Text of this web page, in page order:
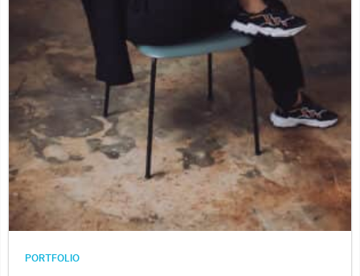
PORTFOLIO